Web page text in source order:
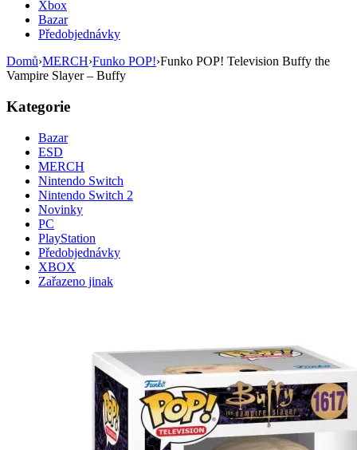
Xbox
Bazar
Předobjednávky
Domů›MERCH›Funko POP!›Funko POP! Television Buffy the
Vampire Slayer – Buffy
Kategorie
Bazar
ESD
MERCH
Nintendo Switch
Nintendo Switch 2
Novinky
PC
PlayStation
Předobjednávky
XBOX
Zařazeno jinak